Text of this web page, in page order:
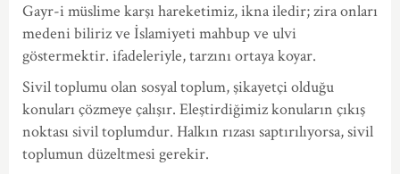
Gayr-i müslime karşı hareketimiz, ikna iledir; zira onları
medeni biliriz ve İslamiyeti mahbup ve ulvi
göstermektir. ifadeleriyle, tarzını ortaya koyar.
Sivil toplumu olan sosyal toplum, şikayetçi olduğu
konuları çözmeye çalışır. Eleştirdiğimiz konuların çıkış
noktası sivil toplumdur. Halkın rızası saptırılıyorsa, sivil
toplumun düzeltmesi gerekir.